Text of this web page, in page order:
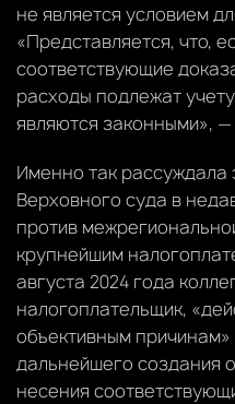
не является условием
«Представляется, что,
соответствующие
расходы подлежат
являются законными», —
Именно так рассуждала
Верховного суда в
против
крупнейшим
августа 2024 года
налогоплательщик,
объективным причинам»
дальнейшего создания
несения